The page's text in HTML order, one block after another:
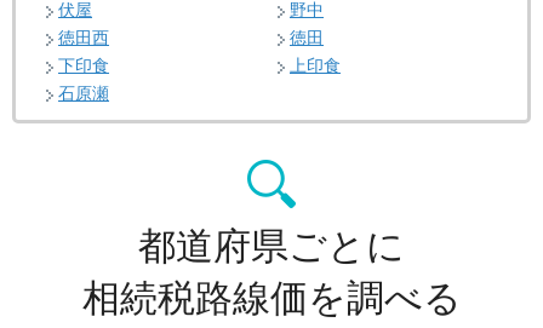
伏屋
野中
徳田西
徳田
下印食
上印食
石原瀬
都道府県ごとに
相続税路線価を調べる